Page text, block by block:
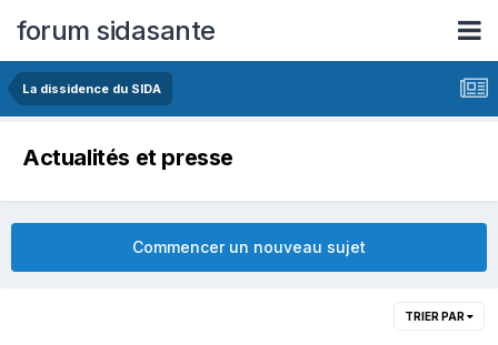
forum sidasante
La dissidence du SIDA
Actualités et presse
Commencer un nouveau sujet
TRIER PAR